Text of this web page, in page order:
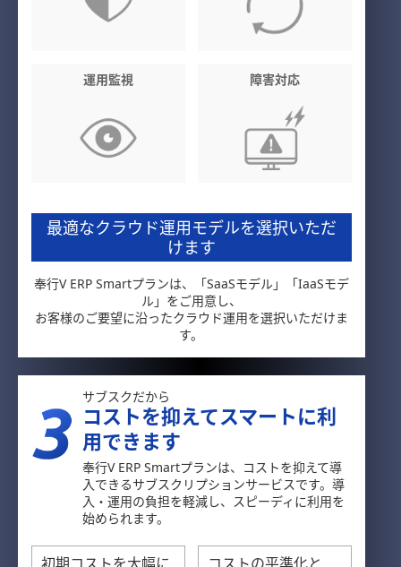
運用監視 障害対応
最適なクラウド運用モデルを選択いただ
けます
奉行V ERP Smartプランは、「SaaSモデル」「IaaSモデ
ル」をご用意し、
お客様のご要望に沿ったクラウド運用を選択いただけま
す。
サブスクだから
コストを抑えてスマートに利
用できます
奉行V ERP Smartプランは、コストを抑えて導
入できるサブスクリプションサービスです。導
入・運用の負担を軽減し、スピーディに利用を
始められます。